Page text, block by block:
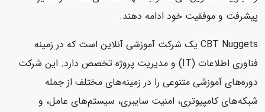
پیشرفت و موفقیت خود ادامه دهند.
CBT Nuggets یک شرکت آموزشی آنلاین است که در زمینه
فناوری اطلاعات (IT) و مدیریت پروژه تخصص دارد. این شرکت
دوره‌های آموزشی متنوعی را در زمینه‌های مختلف از جمله
شبکه‌های کامپیوتری، امنیت سایبری، سیستم‌های عامل، و